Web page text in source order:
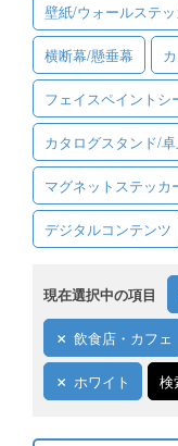
資料をダウ
ご利用規約
お見積り・お問
壁紙/ウォールステ
横断幕/懸垂幕
フェイスペイントシ
カタログスタンド/
マグネットステッカ
デジタルコンテンツ
現在選択中の項目
飲食店・カフェ
ホワイト 検